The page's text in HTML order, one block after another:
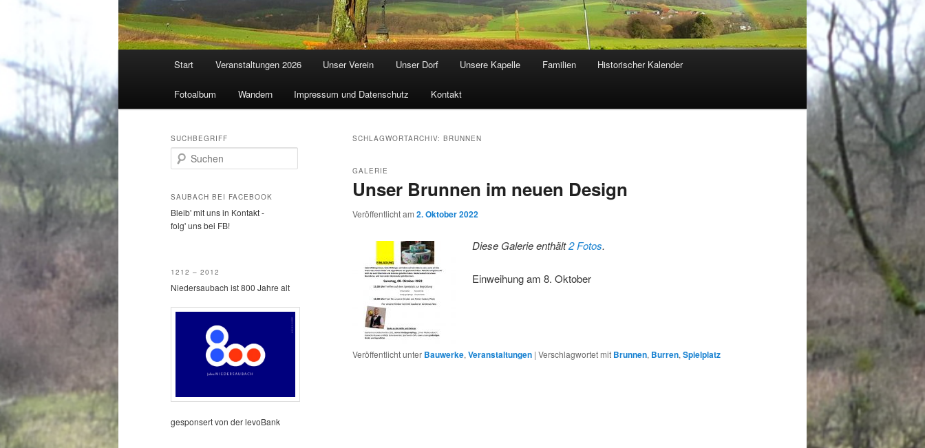
Start Veranstaltungen 2026 Unser Verein Unser Dorf Unsere Kapelle Familien Historischer Kalender
Fotoalbum Wandern Impressum und Datenschutz Kontakt
SCHLAGWORTARCHIV: BRUNNEN
Unser Brunnen im neuen Design
GALERIE
Veröffentlicht am 2. Oktober 2022
Diese Galerie enthält2 Fotos.
Einweihung am 8. Oktober
Veröffentlicht unter Bauwerke, Veranstaltungen | Verschlagwortet mit Brunnen, Burren, Spielplatz
SUCHBEGRIFF
u
h
n
SAUBACH BEI FACEBOOK
Bleib' mit uns in Kontakt -
folg' uns bei FB!
1212 – 2012
Niedersaubach ist 800 Jahre alt
gesponsert von der levoBank